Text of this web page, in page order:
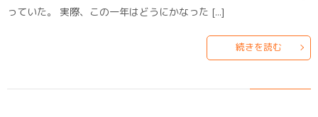
っていた。 実際、この一年はどうにかなった […]
続きを読む